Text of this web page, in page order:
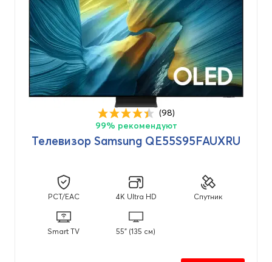
(98)
99% рекомендуют
Телевизор Samsung QE55S95FAUXRU
PCT/EAC 4K Ultra HD Спутник
Smart TV 55" (135 см)